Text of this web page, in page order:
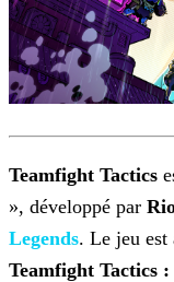
Teamfight Tactics
», développé par
Legends. Le jeu est
Teamfight Tactics :